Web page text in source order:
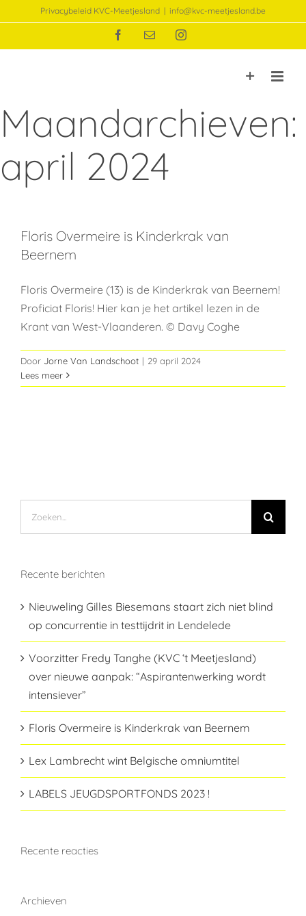
naar
Privacybeleid KVC-Meetjesland | info@kvc-meetjesland.be
Facebook
E-
Instagram
Maandarchieven:
april 2024
Floris Overmeire is Kinderkrak van
Beernem
Floris Overmeire (13) is de Kinderkrak van Beernem!
Proficiat Floris! Hier kan je het artikel lezen in de
Krant van West-Vlaanderen. © Davy Coghe
Door Jorne Van Landschoot | 29 april 2024
Lees meer
Recente berichten
Nieuweling Gilles Biesemans staart zich niet blind
op concurrentie in testtijdrit in Lendelede
Voorzitter Fredy Tanghe (KVC ‘t Meetjesland)
over nieuwe aanpak: “Aspirantenwerking wordt
intensiever”
Floris Overmeire is Kinderkrak van Beernem
Lex Lambrecht wint Belgische omniumtitel
LABELS JEUGDSPORTFONDS 2023 !
Recente reacties
Archieven